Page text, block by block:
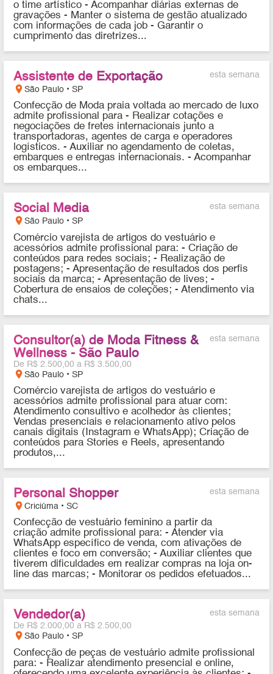
o time artístico - Acompanhar diárias externas de
gravações - Manter o sistema de gestão atualizado
com informações de cada job - Garantir o
cumprimento das diretrizes...
esta semana
Assistente de Exportação
location_onSão Paulo • SP
Confecção de Moda praia voltada ao mercado de luxo
admite profissional para - Realizar cotações e
negociações de fretes internacionais junto a
transportadoras, agentes de carga e operadores
logísticos. - Auxiliar no agendamento de coletas,
embarques e entregas internacionais. - Acompanhar
os embarques...
esta semana
Social Media
location_onSão Paulo • SP
Comércio varejista de artigos do vestuário e
acessórios admite profissional para: - Criação de
conteúdos para redes sociais; - Realização de
postagens; - Apresentação de resultados dos perfis
sociais da marca; - Apresentação de lives; -
Cobertura de ensaios de coleções; - Atendimento via
chats...
esta semana
Consultor(a) de Moda Fitness &
Wellness - São Paulo
De R$ 2.500,00 a R$ 3.500,00
location_onSão Paulo • SP
Comércio varejista de artigos do vestuário e
acessórios admite profissional para atuar com:
Atendimento consultivo e acolhedor às clientes;
Vendas presenciais e relacionamento ativo pelos
canais digitais (Instagram e WhatsApp); Criação de
conteúdos para Stories e Reels, apresentando
produtos,...
esta semana
Personal Shopper
location_onCriciúma • SC
Confecção de vestuário feminino a partir da
criação admite profissional para: - Atender via
WhatsApp específico de venda, com ativações de
clientes e foco em conversão; - Auxiliar clientes que
tiverem dificuldades em realizar compras na loja on-
line das marcas; - Monitorar os pedidos efetuados...
esta semana
Vendedor(a)
De R$ 2.000,00 a R$ 2.500,00
location_onSão Paulo • SP
Confecção de peças de vestuário admite profissional
para: - Realizar atendimento presencial e online,